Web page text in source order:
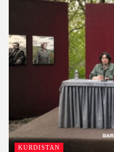
KURDISTAN